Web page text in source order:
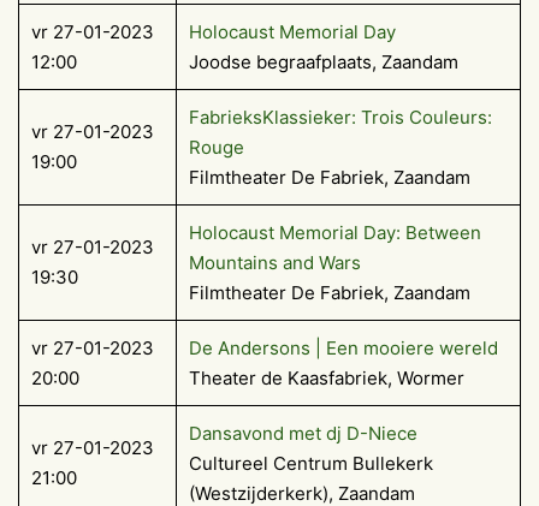
vr 27-01-2023
12:00
Holocaust Memorial Day
Joodse begraafplaats, Zaandam
vr 27-01-2023
19:00
FabrieksKlassieker: Trois Couleurs:
Rouge
Filmtheater De Fabriek, Zaandam
vr 27-01-2023
19:30
Holocaust Memorial Day: Between
Mountains and Wars
Filmtheater De Fabriek, Zaandam
vr 27-01-2023
20:00
De Andersons | Een mooiere wereld
Theater de Kaasfabriek, Wormer
vr 27-01-2023
21:00
Dansavond met dj D-Niece
Cultureel Centrum Bullekerk
(Westzijderkerk), Zaandam